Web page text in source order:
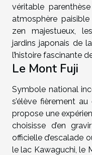
véritable
atmosphère
zen majestueux,
jardins japonais de
l’histoire fascinante
Le Mont Fuji
Symbole national
s’élève fièrement
propose une
choisisse d’en
officielle d’escalade
le lac Kawaguchi, le